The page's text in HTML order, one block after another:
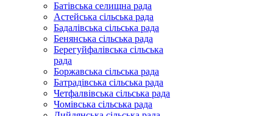
Батівська селищна рада
Астейська сільська рада
Бадалівська сільська рада
Бенянська сільська рада
Берегуйфалівська сільська
рада
Боржавська сільська рада
Батрадівська сільська рада
Четфалвівська сільська рада
Чомівська сільська рада